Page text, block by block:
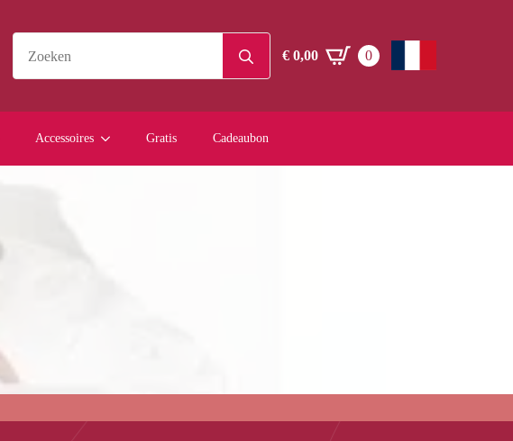
for:€0,00 0
Accessoires Gratis Cadeaubon